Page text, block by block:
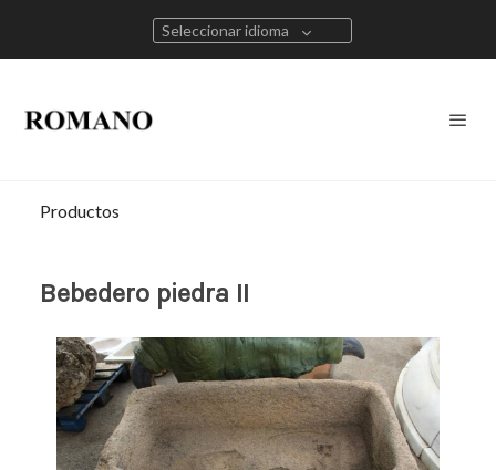
Seleccionar idioma
Productos
Bebedero piedra II